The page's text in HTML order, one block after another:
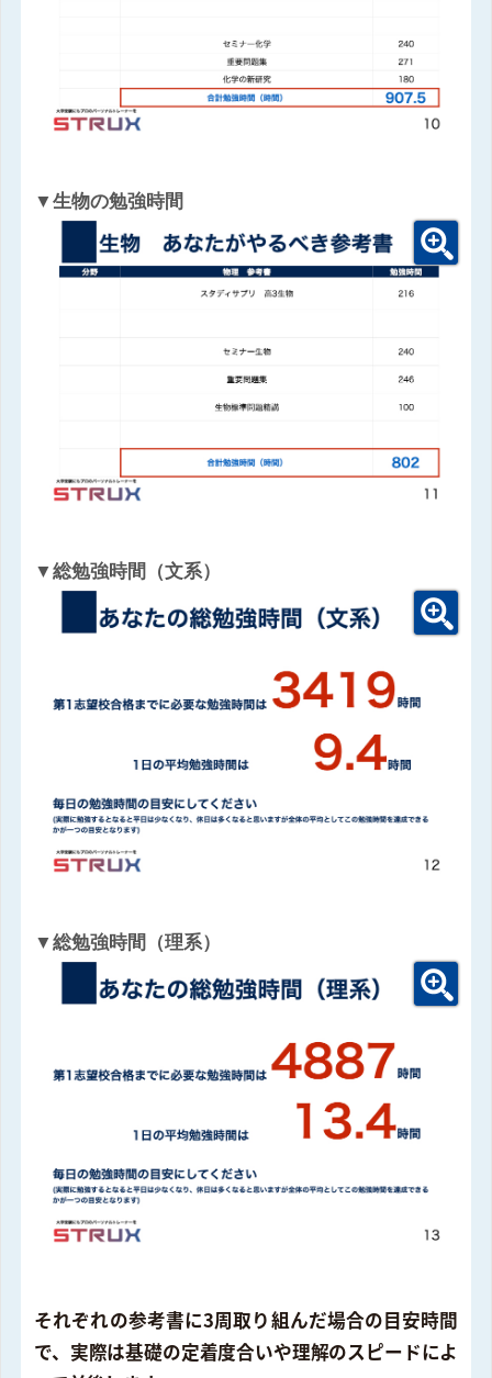
▼生物の勉強時間
▼総勉強時間（文系）
▼総勉強時間（理系）
それぞれの参考書に3周取り組んだ場合の目安時間
で、実際は基礎の定着度合いや理解のスピードによ